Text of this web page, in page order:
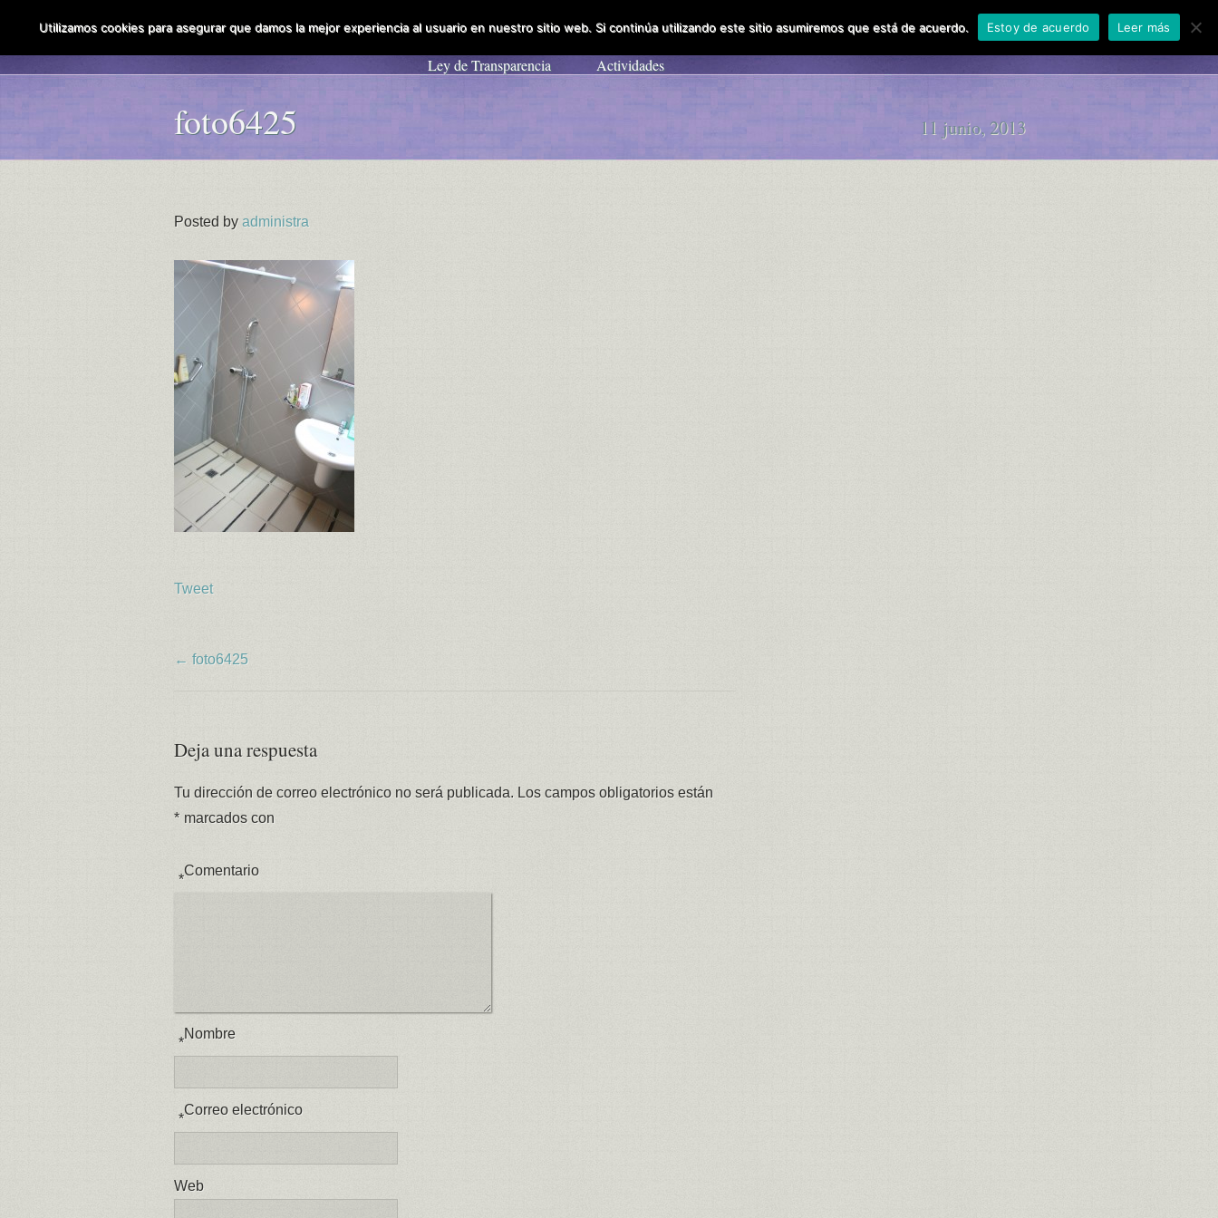
Obispo Diocesal La Fundación Colabora
Contactar
Ley de Transparencia
Actividades
foto6425 11 junio, 2013
Posted by administra
Tweet
← foto6425
Deja una respuesta
Tu dirección de correo electrónico no será publicada. Los campos obligatorios están
marcados con
*
Comentario
*
Nombre
*
Correo electrónico
*
Web
Utilizamos cookies para asegurar que damos la mejor experiencia al usuario en nuestro sitio web. Si continúa utilizando este sitio asumiremos que está de acuerdo. Estoy de acuerdo Leer más